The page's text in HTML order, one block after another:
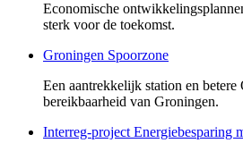
Economische
sterk voor de toekomst.
Groningen Spoorzone
Een aantrekkelijk station en
bereikbaarheid van Groningen.
Interreg-project Energiebesparing